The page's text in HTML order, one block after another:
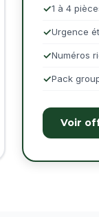
1 à 4
Urgence
Numéros
Pack
Voir